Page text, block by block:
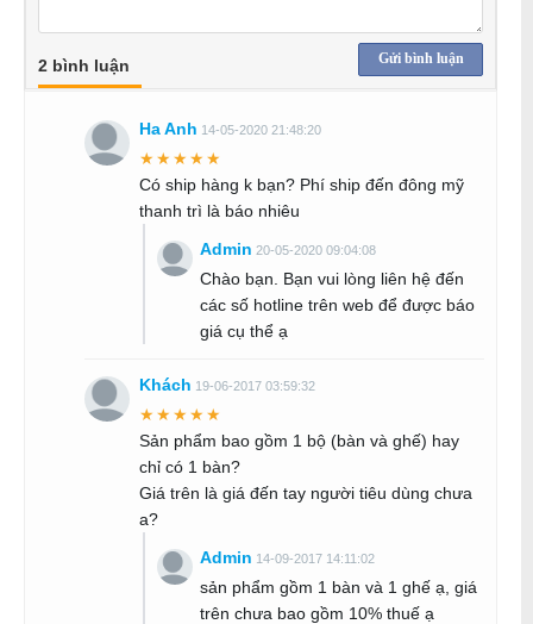
Gửi bình luận
2 bình luận
Ha Anh 14-05-2020 21:48:20
★★★★★
Có ship hàng k bạn? Phí ship đến đông mỹ
thanh trì là báo nhiêu
Admin 20-05-2020 09:04:08
Chào bạn. Bạn vui lòng liên hệ đến
các số hotline trên web để được báo
giá cụ thể ạ
Khách 19-06-2017 03:59:32
★★★★★
Sản phẩm bao gồm 1 bộ (bàn và ghế) hay
chỉ có 1 bàn?
Giá trên là giá đến tay người tiêu dùng chưa
a?
Admin 14-09-2017 14:11:02
sản phẩm gồm 1 bàn và 1 ghế ạ, giá
trên chưa bao gồm 10% thuế ạ